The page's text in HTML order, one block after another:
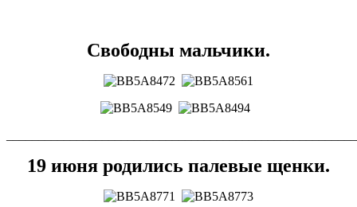
Свободны мальчики.
19 июня родились палевые щенки.